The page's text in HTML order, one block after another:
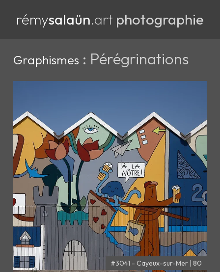
rémysalaün.art photographie
Graphismes : Pérégrinations
#3041 - Cayeux-sur-Mer | 80